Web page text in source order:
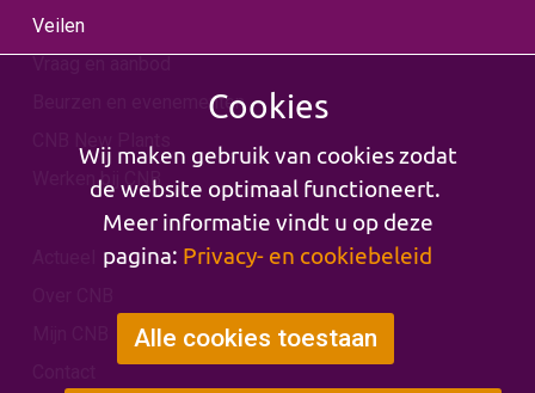
Veilen
Beurzen en evenementen
Werken bij CNB
Cookies
Wij maken gebruik van cookies zodat
de website optimaal functioneert.
Meer informatie vindt u op deze
pagina: Privacy- en cookiebeleid
Alle cookies toestaan